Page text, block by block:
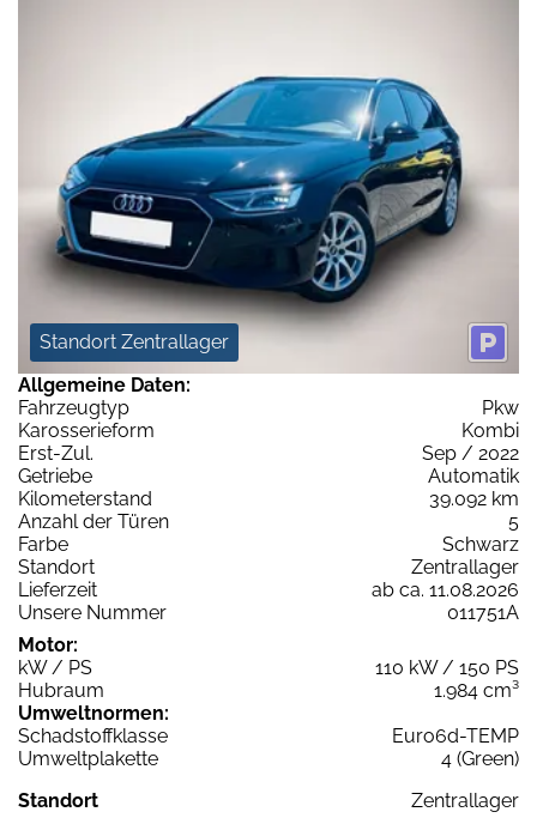
Standort Zentrallager
Allgemeine Daten:
Fahrzeugtyp
Pkw
Karosserieform
Kombi
Erst-Zul.
Sep / 2022
Getriebe
Automatik
Kilometerstand
39.092 km
Anzahl der Türen
5
Farbe
Schwarz
Standort
Zentrallager
Lieferzeit
ab ca. 11.08.2026
Unsere Nummer
011751A
Motor:
kW / PS
110 kW / 150 PS
Hubraum
1.984 cm³
Umweltnormen:
Schadstoffklasse
Euro6d-TEMP
Umweltplakette
4 (Green)
Standort
Zentrallager